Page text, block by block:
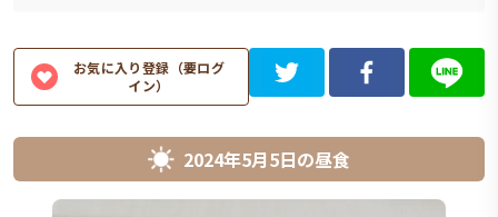
お気に入り登録（要ログ
イン）
2024年5月5日の昼食